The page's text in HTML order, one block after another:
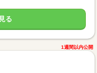
る
1週間以内公開